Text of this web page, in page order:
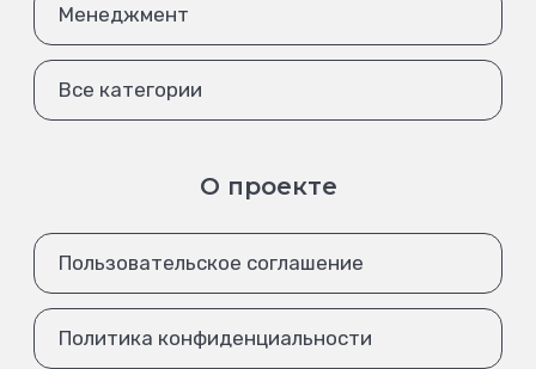
Менеджмент
Все категории
О проекте
Пользовательское соглашение
Политика конфиденциальности